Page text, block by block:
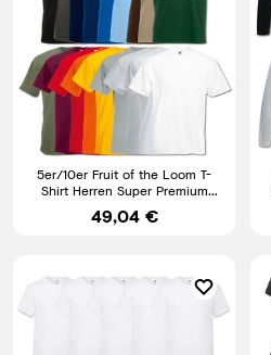
5er/10er Fruit of the Loom T-
Shirt Herren Super Premium
Tshirts Shirt Baumwolle
49,04 €